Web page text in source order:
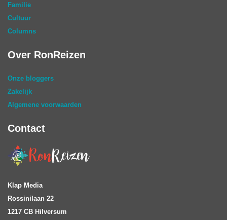
Familie
Cultuur
Columns
Over RonReizen
Onze bloggers
Zakelijk
Algemene voorwaarden
Contact
Klap Media
Rossinilaan 22
1217 CB Hilversum